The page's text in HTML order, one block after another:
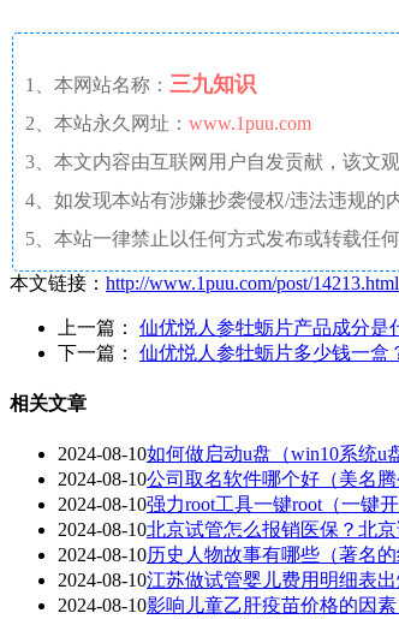
1、本网站名称： 三九知识
2、本站永久网址： www.1puu.com
3、本文内容由互联网用户自发贡献，该文
4、如发现本站有涉嫌抄袭侵权/违法违规的
5、本站一律禁止以任何方式发布或转载任
本文链接： http://www.1puu.com/post/14213.html
上一篇： 仙优悦人参牡蛎片产品成分是
下一篇： 仙优悦人参牡蛎片多少钱一盒
相关文章
2024-08-10如何做启动u盘（win10系统u
2024-08-10公司取名软件哪个好（美名腾
2024-08-10强力root工具一键root（一键
2024-08-10北京试管怎么报销医保？北
2024-08-10历史人物故事有哪些（著名的
2024-08-10江苏做试管婴儿费用明细表
2024-08-10影响儿童乙肝疫苗价格的因